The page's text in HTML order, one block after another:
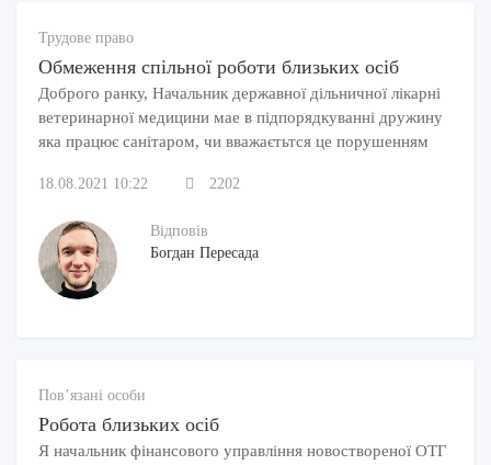
Трудове право
Обмеження спільної роботи близьких осіб
Доброго ранку, Начальник державної дільничної лікарні
ветеринарної медицини мае в підпорядкуванні дружину
яка працює санітаром, чи вважаєтьтся це порушенням
18.08.2021 10:22 2202
Відповів
Богдан Пересада
Пов’язані особи
Робота близьких осіб
Я начальник фінансового управління новоствореної ОТГ